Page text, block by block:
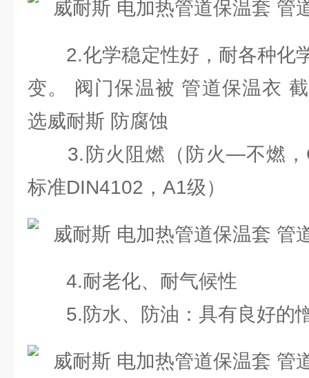
2.化学稳定性好，耐各种化
变。 阀门保温被 管道保温衣
选威耐斯 防腐蚀
3.防火阻燃（防火—不燃，
标准DIN4102，A1级）
4.耐老化、耐气候性
5.防水、防油：具有良好的